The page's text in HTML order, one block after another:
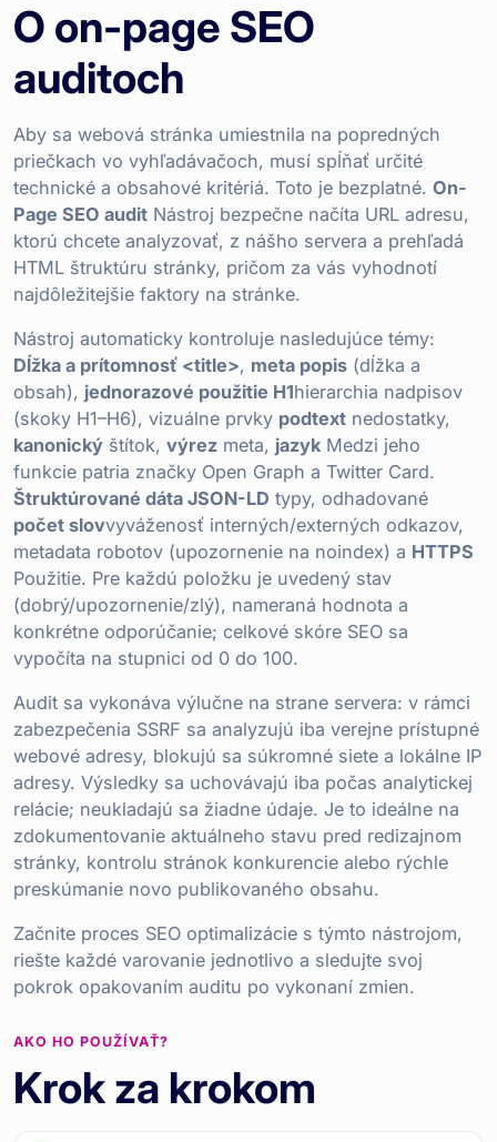
O on-page SEO
auditoch
Aby sa webová stránka umiestnila na popredných
priečkach vo vyhľadávačoch, musí spĺňať určité
technické a obsahové kritériá. Toto je bezplatné. On-
Page SEO audit Nástroj bezpečne načíta URL adresu,
ktorú chcete analyzovať, z nášho servera a prehľadá
HTML štruktúru stránky, pričom za vás vyhodnotí
najdôležitejšie faktory na stránke.
Nástroj automaticky kontroluje nasledujúce témy:
Dĺžka a prítomnosť <title>, meta popis (dĺžka a
obsah), jednorazové použitie H1hierarchia nadpisov
(skoky H1–H6), vizuálne prvky podtext nedostatky,
kanonický štítok, výrez meta, jazyk Medzi jeho
funkcie patria značky Open Graph a Twitter Card.
Štruktúrované dáta JSON-LD typy, odhadované
počet slovvyváženosť interných/externých odkazov,
metadata robotov (upozornenie na noindex) a HTTPS
Použitie. Pre každú položku je uvedený stav
(dobrý/upozornenie/zlý), nameraná hodnota a
konkrétne odporúčanie; celkové skóre SEO sa
vypočíta na stupnici od 0 do 100.
Audit sa vykonáva výlučne na strane servera: v rámci
zabezpečenia SSRF sa analyzujú iba verejne prístupné
webové adresy, blokujú sa súkromné siete a lokálne IP
adresy. Výsledky sa uchovávajú iba počas analytickej
relácie; neukladajú sa žiadne údaje. Je to ideálne na
zdokumentovanie aktuálneho stavu pred redizajnom
stránky, kontrolu stránok konkurencie alebo rýchle
preskúmanie novo publikovaného obsahu.
Začnite proces SEO optimalizácie s týmto nástrojom,
riešte každé varovanie jednotlivo a sledujte svoj
pokrok opakovaním auditu po vykonaní zmien.
AKO HO POUŽÍVAŤ?
Krok za krokom